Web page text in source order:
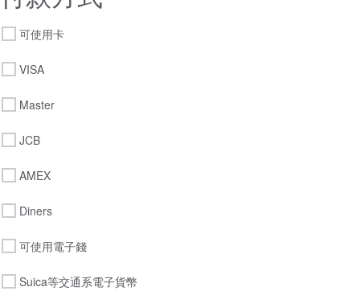
可使用卡
VISA
Master
JCB
AMEX
Diners
可使用電子錢
Suica等交通系電子貨幣